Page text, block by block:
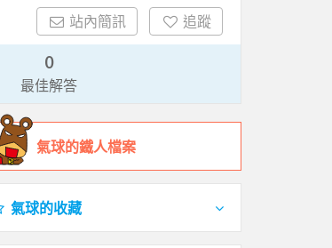
站內簡訊 追蹤
0
最佳解答
氣球的鐵人檔案
氣球的收藏